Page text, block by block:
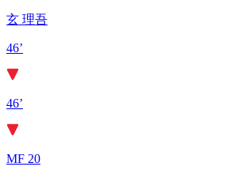
玄 理吾
46’
46’
MF 20